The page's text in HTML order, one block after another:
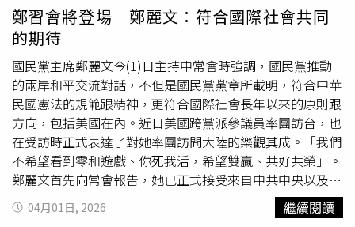
最後指出，房市方面政策方向則將維持：「房價適度鬆動、
政策就跟著鬆綁」也就是說：不容許房價再度大幅飆漲，但
也不希望房市過度崩跌，若巿場價格適度修正，政策可能逐
步鬆綁。李同榮認為，在房市下修未達滿足點之際，縱使是
股市退埸，部分資金流入剛需市場以外，也難全部流入房
市。當股房雙弱時，流動資金就會轉移至國內超額儲蓄體系
或國外基金債券等多元投資。未來，唯有讓市場回歸理性、
依循經濟發展基本面脈動，資金穩定合理流動，才是股市房
市最健康的發展格局。股房4象限與資金流向圖。（圖／李
同榮提供）美媒指台股 玩火恐崩盤！謝金河揭2關鍵：半導
體在衝浪台股過熱在
？ 謝金河搖頭：是全球半導體在
衝浪台股4萬點卻更窮？ 作家揭隱憂：台灣陷入「荷蘭病」
來的國家力量」。
鄭習會將登場 鄭麗文：符合國際社會共同
的期待
國民黨主席鄭麗文今(1)日主持中常會時強調，國民黨推動
的兩岸和平交流對話，不但是國民黨黨章所載明，符合中華
民國憲法的規範跟精神，更符合國際社會長年以來的原則跟
方向，包括美國在內。近日美國跨黨派參議員率團訪台，也
在受訪時正式表達了對她率團訪問大陸的樂觀其成。「我們
不希望看到零和遊戲、你死我活，希望雙贏、共好共榮」。
鄭麗文首先向常會報告，她已正式接受來自中共中央以及習
近平總書記的邀請，率團在4月7日到12日前往大陸進行訪
問。與上次國民黨主席訪問大陸相隔10年之久，這10年正
04月01日, 2026 繼續閱讀